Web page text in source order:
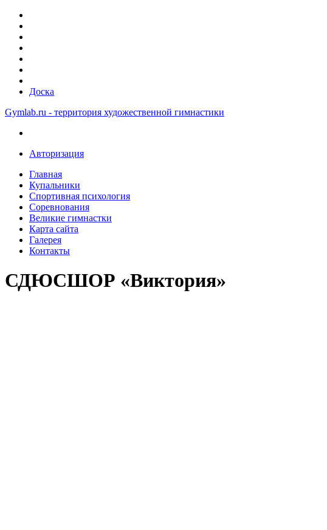
Доска
Gymlab.ru - территория художественной гимнастики
Авторизация
Главная
Купальники
Спортивная психология
Соревнования
Великие гимнастки
Карта сайта
Галерея
Контакты
СДЮСШОР «Виктория»